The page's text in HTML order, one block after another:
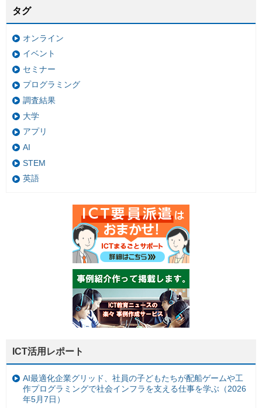
タグ
オンライン
イベント
セミナー
プログラミング
調査結果
大学
アプリ
AI
STEM
英語
ICT活用レポート
AI最適化企業グリッド、社員の子どもたちが配船ゲームや工
作プログラミングで社会インフラを支える仕事を学ぶ（2026
年5月7日）